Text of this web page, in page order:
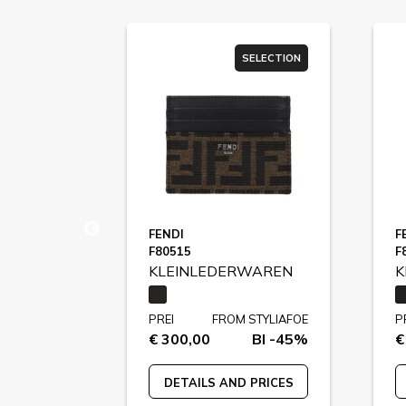
SELECTION
FENDI
F80515
KLEINLEDERWAREN
PREI
€ 300,00
FROM STYLIAFOE
BI -45%
DETAILS AND PRICES